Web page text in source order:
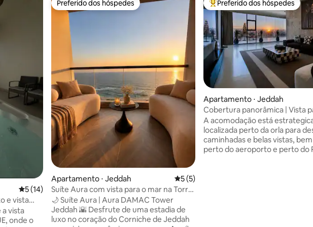
hóspedes
5 de uma avaliação média de 5, 14 avaliações
5 (14)
e vista
a vista
onde o
Preferido dos hóspedes
Preferido dos hóspedes
Apartamento ⋅ Jeddah 5 de uma avaliação média de 5, 5
5 (5)
Suíte Aura com vista para o mar na Torre
Damac
🌙 Suíte Aura | Aura DAMAC Tower
Jeddah 🌇 Desfrute de uma estadia de
luxo no coração do Corniche de Jeddah
Entre os melhores preferidos
Preferido dos hóspedes
Apartamento ⋅ Jeddah
Cobertura panorâmica | Vista
do sol | 2 quartos
A acomodação está
localizada perto da orla para
caminhadas e belas vistas,
perto do aeroporto e perto do